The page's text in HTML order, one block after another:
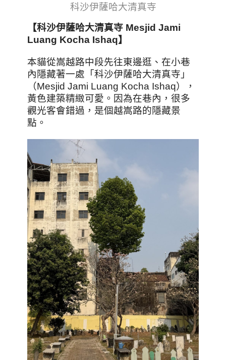
科沙伊薩哈大清真寺
【科沙伊薩哈大清真寺 Mesjid Jami
Luang Kocha Ishaq】
本貓從嵩越路中段先往東邊逛、在小巷
內隱藏著一處「科沙伊薩哈大清真寺」
（Mesjid Jami Luang Kocha Ishaq），
黃色建築精緻可愛。因為在巷內，很多
觀光客會錯過，是個越嵩路的隱藏景
點。